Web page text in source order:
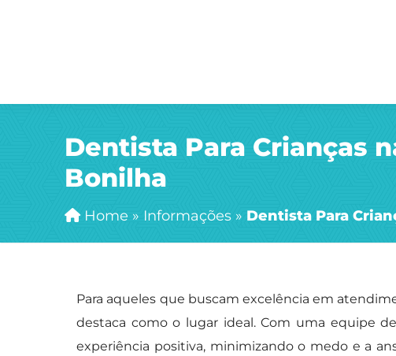
Dentista Para Crianças
Bonilha
Home » Informações » Dentista Para
Para aqueles que buscam excelência em
destaca como o lugar ideal. Com uma equipe
experiência positiva, minimizando o medo e a